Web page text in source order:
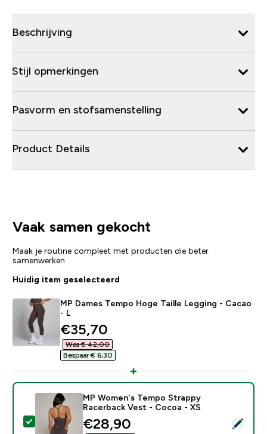
Beschrijving
Stijl opmerkingen
Pasvorm en stofsamenstelling
Product Details
Vaak samen gekocht
Maak je routine compleet met producten die beter
samenwerken
Huidig item geselecteerd
MP Dames Tempo Hoge Taille Legging - Cacao
- L
discounted price
€35,70‎
Was € 42,00‎
Bespaar € 6,30‎
Selecteer dit product - MP Women's Tempo Strappy
MP Women's Tempo Strappy
Racerback Vest - Cocoa - XS
discounted price
€28,90‎